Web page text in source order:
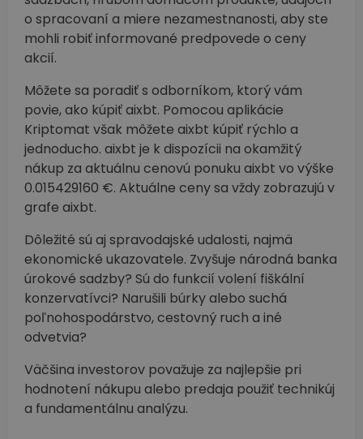
o spracovaní a miere nezamestnanosti, aby ste
mohli robiť informované predpovede o ceny
akcií.
Môžete sa poradiť s odborníkom, ktorý vám
povie, ako kúpiť aixbt. Pomocou aplikácie
Kriptomat však môžete aixbt kúpiť rýchlo a
jednoducho. aixbt je k dispozícii na okamžitý
nákup za aktuálnu cenovú ponuku aixbt vo výške
0.015429160 €. Aktuálne ceny sa vždy zobrazujú v
grafe aixbt.
Dôležité sú aj spravodajské udalosti, najmä
ekonomické ukazovatele. Zvyšuje národná banka
úrokové sadzby? Sú do funkcií volení fiškální
konzervatívci? Narušili búrky alebo suchá
poľnohospodárstvo, cestovný ruch a iné
odvetvia?
Väčšina investorov považuje za najlepšie pri
hodnotení nákupu alebo predaja použiť technikúj
a fundamentálnu analýzu.